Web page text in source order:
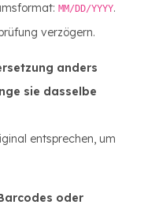
MM/DD/YYYY.
verzögern.
anders
sie dasselbe
entsprechen, um
oder